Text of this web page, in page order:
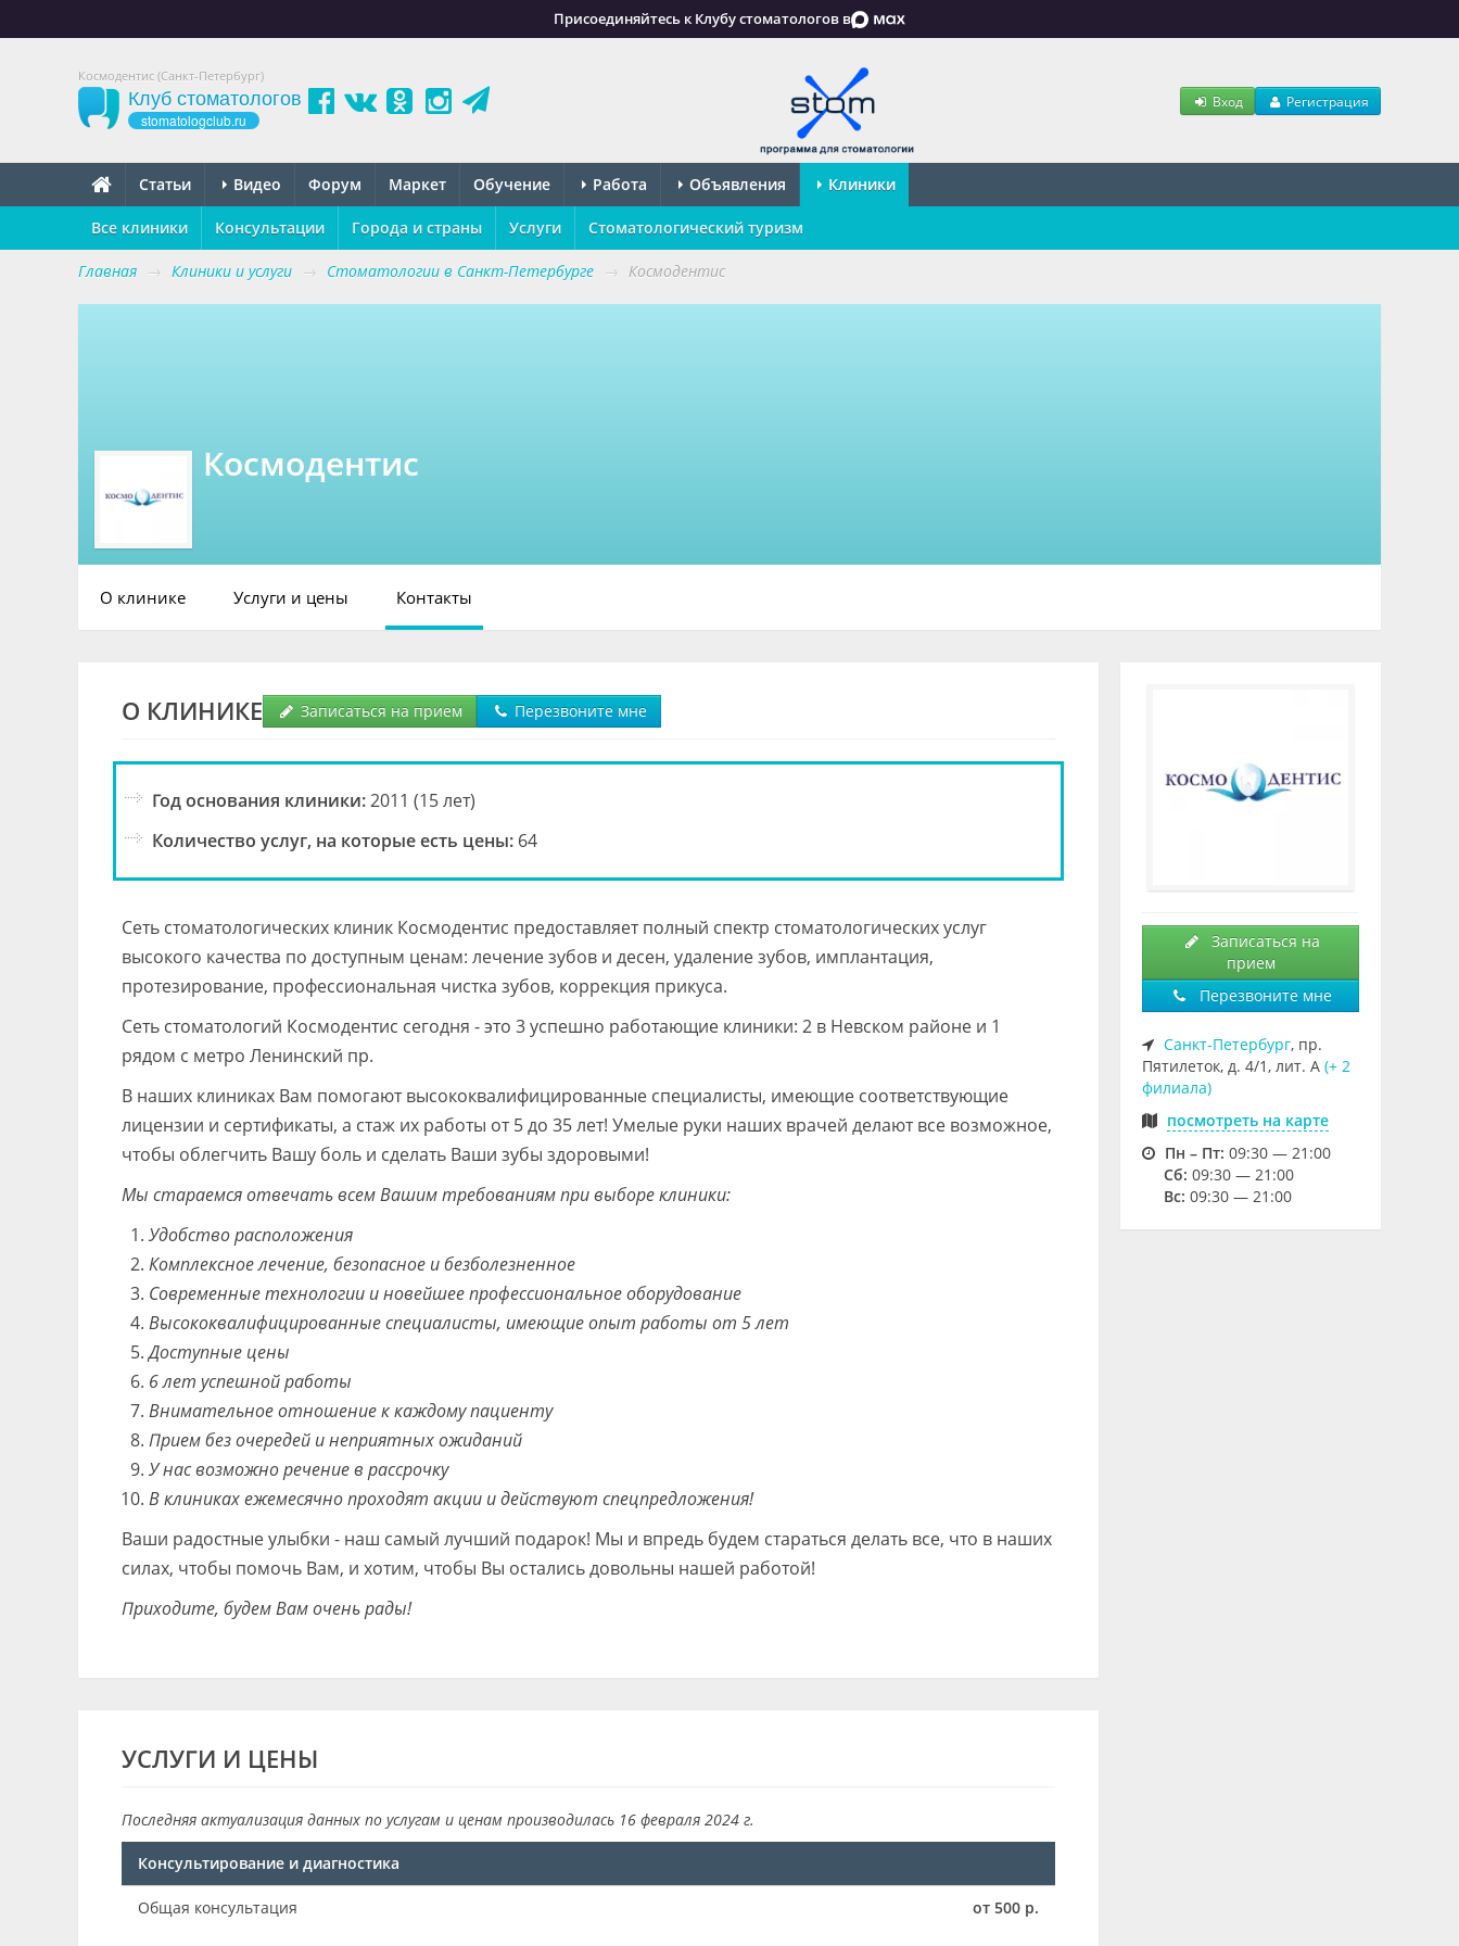
Присоединяйтесь к Клубу стоматологов в
Космодентис (Санкт-Петербург)
Клуб стоматологов
stomatologclub.ru
Вход Регистрация
Статьи Видео Форум Маркет Обучение Работа Объявления Клиники
Все клиники Консультации Города и страны Услуги Стоматологический туризм
Главная → Клиники и услуги → Стоматологии в Санкт-Петербурге → Космодентис
Космодентис
О клинике Услуги и цены Контакты
О КЛИНИКЕ Записаться на прием Перезвоните мне
Год основания клиники:2011 (15 лет)
Количество услуг, на которые есть цены: 64
Сеть стоматологических клиник Космодентис предоставляет полный спектр стоматологических услуг
высокого качества по доступным ценам: лечение зубов и десен, удаление зубов, имплантация,
протезирование, профессиональная чистка зубов, коррекция прикуса.
Сеть стоматологий Космодентис сегодня - это 3 успешно работающие клиники: 2 в Невском районе и 1
рядом с метро Ленинский пр.
В наших клиниках Вам помогают высококвалифицированные специалисты, имеющие соответствующие
лицензии и сертификаты, а стаж их работы от 5 до 35 лет! Умелые руки наших врачей делают все возможное,
чтобы облегчить Вашу боль и сделать Ваши зубы здоровыми!
Мы стараемся отвечать всем Вашим требованиям при выборе клиники:
Удобство расположения
Комплексное лечение, безопасное и безболезненное
Современные технологии и новейшее профессиональное оборудование
Высококвалифицированные специалисты, имеющие опыт работы от 5 лет
Доступные цены
6 лет успешной работы
Внимательное отношение к каждому пациенту
Прием без очередей и неприятных ожиданий
У нас возможно речение в рассрочку
В клиниках ежемесячно проходят акции и действуют спецпредложения!
Ваши радостные улыбки - наш самый лучший подарок! Мы и впредь будем стараться делать все, что в наших
силах, чтобы помочь Вам, и хотим, чтобы Вы остались довольны нашей работой!
Приходите, будем Вам очень рады!
УСЛУГИ И ЦЕНЫ
Последняя актуализация данных по услугам и ценам производилась 16 февраля 2024 г.
Консультирование и диагностика
Общая консультация от 500 р.
Записаться на
прием
Перезвоните мне
Санкт-Петербург, пр.
Пятилеток, д. 4/1, лит. А (+ 2
филиала)
посмотреть на карте
Пн – Пт: 09:30 — 21:00
Cб: 09:30 — 21:00
Вс: 09:30 — 21:00